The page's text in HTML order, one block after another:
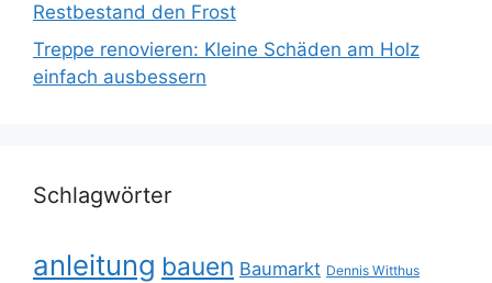
Restbestand den Frost
Treppe renovieren: Kleine Schäden am Holz
einfach ausbessern
Schlagwörter
anleitung bauen Baumarkt Dennis Witthus